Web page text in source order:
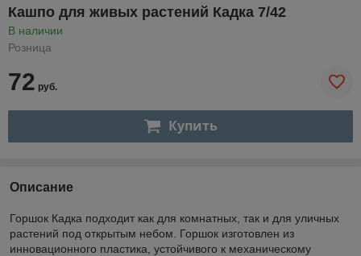
Кашпо для живых растений Кадка 7/42
В наличии
Розница
72 руб.
Купить
Описание
Горшок Кадка подходит как для комнатных, так и для уличных
растений под открытым небом. Горшок изготовлен из
инновационного пластика, устойчивого к механическому